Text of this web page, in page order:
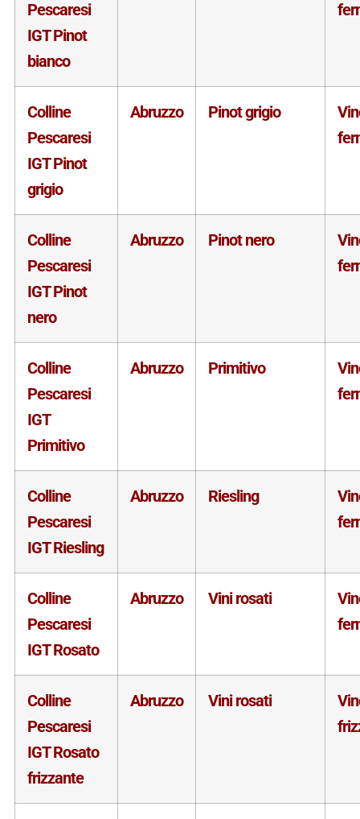
Pescaresi
IGT Pinot
bianco
Colline
Pescaresi
IGT Pinot
grigio
Abruzzo Pinot grigio
Colline
Pescaresi
IGT Pinot
nero
Abruzzo Pinot nero
Colline
Pescaresi
IGT
Primitivo
Abruzzo Primitivo
Colline
Pescaresi
IGT Riesling
Abruzzo Riesling
Colline
Pescaresi
IGT Rosato
Abruzzo Vini rosati
Colline
Pescaresi
IGT Rosato
frizzante
Abruzzo Vini rosati